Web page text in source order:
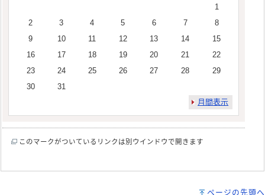
1
2
3 4 5 6 7
8
9
10 11 12 13 14
15
16
17 18 19 20 21
22
23
24 25 26 27 28
29
30
31
月間表示
このマークがついているリンクは別ウインドウで開きます
ページの先頭へ